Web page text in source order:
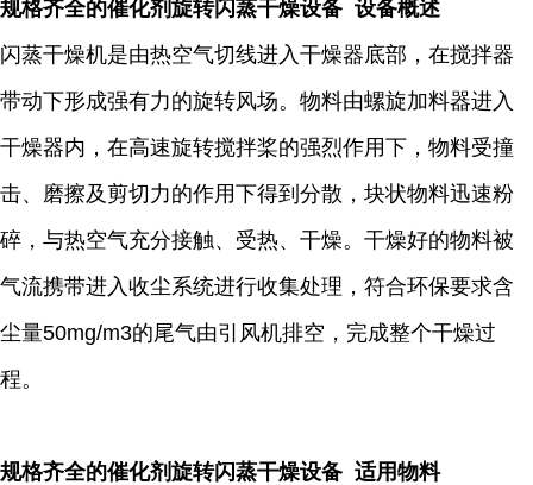
规格齐全的催化剂旋转闪蒸干燥设备 设备概述
闪蒸干燥机是由热空气切线进入干燥器底部，在搅拌器
带动下形成强有力的旋转风场。物料由螺旋加料器进入
干燥器内，在高速旋转搅拌桨的强烈作用下，物料受撞
击、磨擦及剪切力的作用下得到分散，块状物料迅速粉
碎，与热空气充分接触、受热、干燥。干燥好的物料被
气流携带进入收尘系统进行收集处理，符合环保要求含
尘量50mg/m3的尾气由引风机排空，完成整个干燥过
程。
规格齐全的催化剂旋转闪蒸干燥设备 适用物料